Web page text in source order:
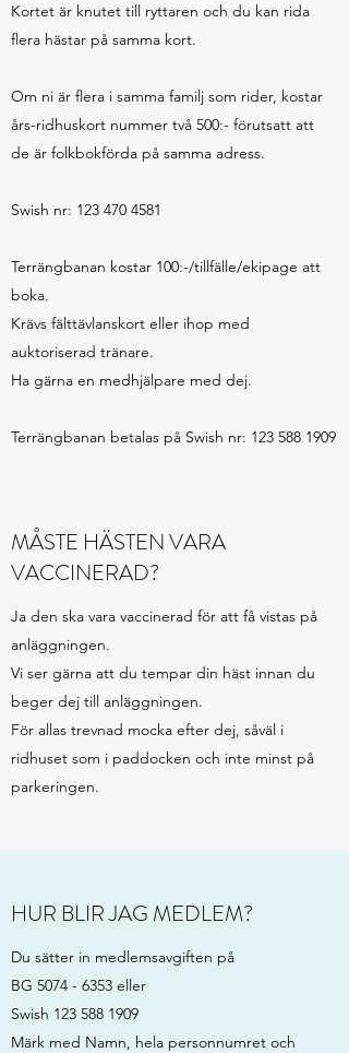
Kortet är knutet till ryttaren och du kan rida
flera hästar på samma kort.
Om ni är flera i samma familj som rider, kostar
års-ridhuskort nummer två 500:- förutsatt att
de är folkbokförda på samma adress.
Swish nr: 123 470 4581
Terrängbanan kostar 100:-/tillfälle/ekipage att
boka.
Krävs fälttävlanskort eller ihop med
auktoriserad tränare.
Ha gärna en medhjälpare med dej.
Terrängbanan betalas på Swish nr: 123 588 1909
MÅSTE HÄSTEN VARA
VACCINERAD?
Ja den ska vara vaccinerad för att få vistas på
anläggningen.
Vi ser gärna att du tempar din häst innan du
beger dej till anläggningen.
För allas trevnad mocka efter dej, såväl i
ridhuset som i paddocken och inte minst på
parkeringen.
HUR BLIR JAG MEDLEM?
Du sätter in medlemsavgiften på
BG 5074 - 6353 eller
Swish 123 588 1909
Märk med Namn, hela personnumret och